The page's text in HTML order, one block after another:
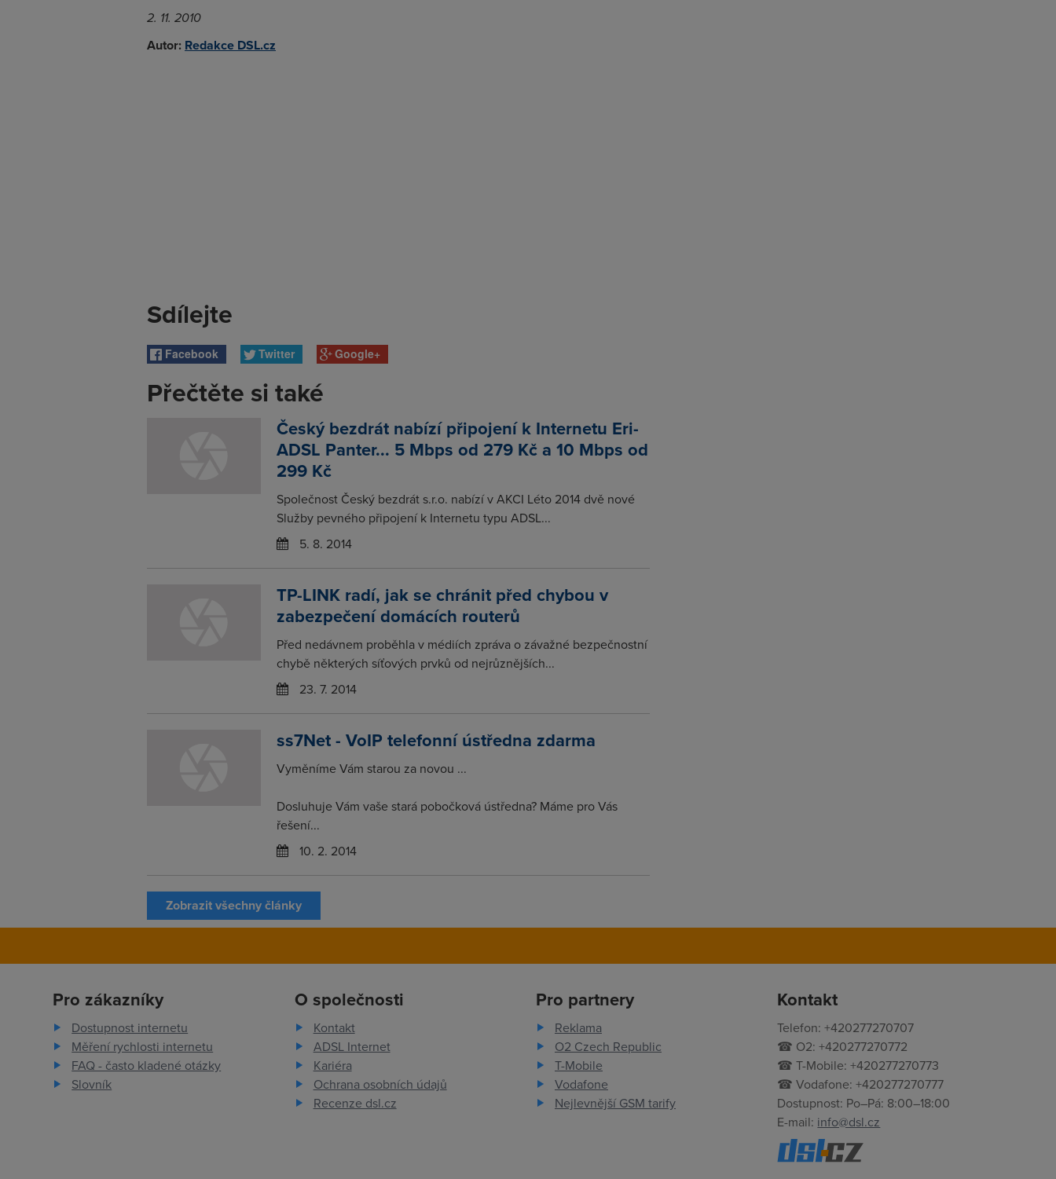
2. 11. 2010
Autor: Redakce DSL.cz
Sdílejte
Facebook Twitter Google+
Přečtěte si také
Český bezdrát nabízí připojení k Internetu Eri-
ADSL Panter... 5 Mbps od 279 Kč a 10 Mbps od
299 Kč
Společnost Český bezdrát s.r.o. nabízí v AKCI Léto 2014 dvě nové
Služby pevného připojení k Internetu typu ADSL...
5. 8. 2014
TP-LINK radí, jak se chránit před chybou v
zabezpečení domácích routerů
Před nedávnem proběhla v médiích zpráva o závažné bezpečnostní
chybě některých síťových prvků od nejrůznějších...
23. 7. 2014
ss7Net - VoIP telefonní ústředna zdarma
Vyměníme Vám starou za novou ...
Dosluhuje Vám vaše stará pobočková ústředna? Máme pro Vás
řešení...
10. 2. 2014
Zobrazit všechny články
Pro zákazníky
Dostupnost internetu
Měření rychlosti internetu
FAQ - často kladené otázky
Slovník
O společnosti
Kontakt
ADSL Internet
Kariéra
Ochrana osobních údajů
Recenze dsl.cz
Pro partnery
Reklama
O2 Czech Republic
T-Mobile
Vodafone
Nejlevnější GSM tarify
Kontakt
Telefon: +420277270707
☎ O2: +420277270772
☎ T-Mobile: +420277270773
☎ Vodafone: +420277270777
Dostupnost: Po–Pá: 8:00–18:00
E-mail: info@dsl.cz